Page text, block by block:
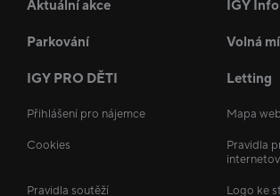
Aktuální akce IGY Info
Parkování Volná
IGY PRO DĚTI Letting
Přihlášení pro nájemce Mapa
Cookies
Pravidla
Pravidla soutěží Logo ke